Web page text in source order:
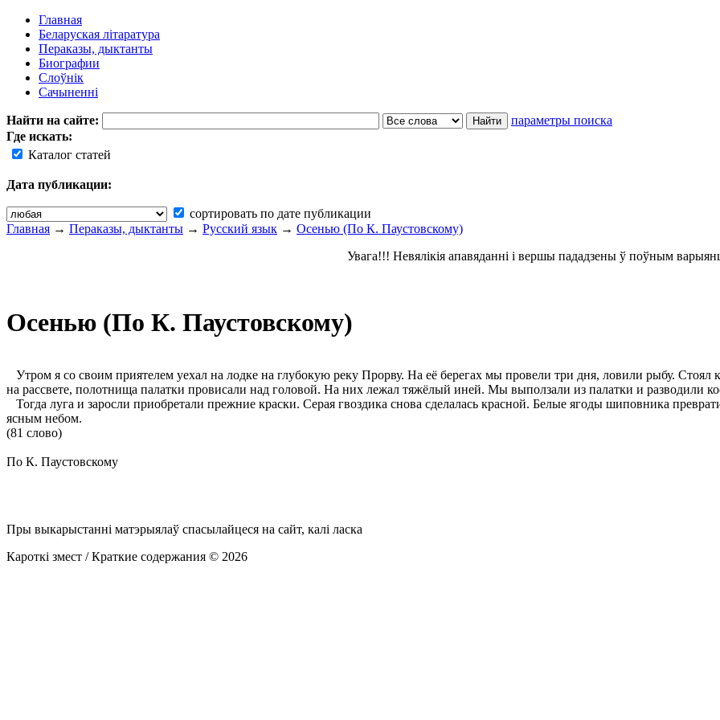
Главная
Беларуская літаратура
Пераказы, дыктанты
Биографии
Слоўнік
Сачыненні
Найти на сайте:
параметры поиска
Где искать:
Каталог статей
Дата публикации:
сортировать по дате публикации
Главная → Пераказы, дыктанты → Русский язык → Осенью (По К. Паустовскому)
Увага!!! Невялікія апавяданні і вершы пададзены ў поўным
Осенью (По К. Паустовскому)
Утром я со своим приятелем уехал на лодке на глубокую реку Прорву. На её берегах мы провели три дня, ловили рыбу.
на рассвете, полотнища палатки провисали над головой. На них лежал тяжёлый иней. Мы выползали из палатки и разводили
Тогда луга и заросли приобретали прежние краски. Серая гвоздика снова сделалась красной. Белые ягоды шиповника
ясным небом.
(81 слово)
По К. Паустовскому
Пры выкарыстанні матэрыялаў спасылайцеся на сайт, калі ласка
Кароткі змест / Краткие содержания © 2026